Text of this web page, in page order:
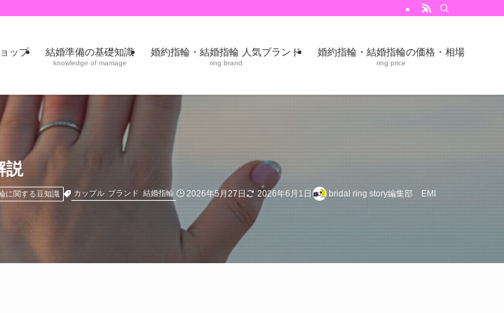
ップ 結婚準備の基礎知識
knowledge of marriage
婚約指輪・結婚指輪 人気ブランド
ring brand
婚約指輪・結婚指輪の価格・相場
ring price
説
に関する豆知識 カップル ブランド 結婚指輪 2026年5月27日 2026年6月1日 bridal ring story編集部 EMI